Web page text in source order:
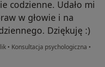
codzienne. Udało mi
w głowie i na
Dziękuję :)
• Konsultacja psychologiczna •